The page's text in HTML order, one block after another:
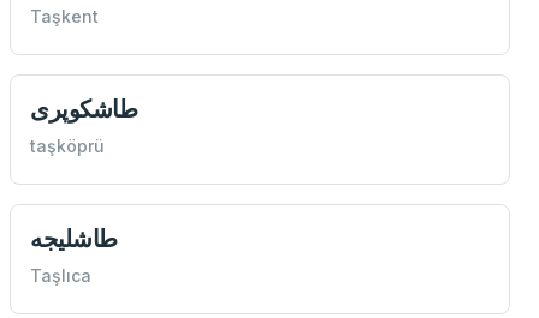
Taşkent
طاشكوپری
taşköprü
طاشليجه
Taşlıca